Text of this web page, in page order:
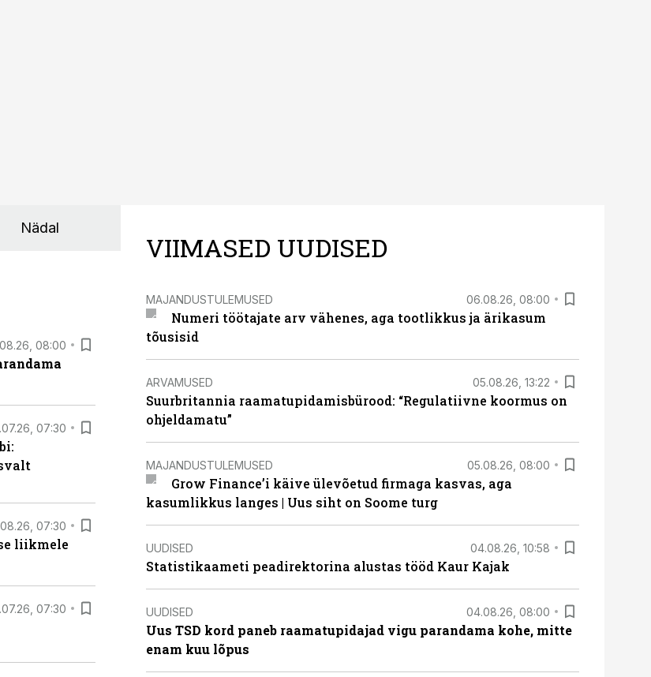
Nädal
08:00
07:30
07:30
liikmele
07:30
VIIMASED UUDISED
MAJANDUSTULEMUSED 06.08.26, 08:00
Numeri töötajate arv vähenes, aga tootlikkus ja ärikasum
tõusisid
ARVAMUSED 05.08.26, 13:22
Suurbritannia raamatupidamisbürood: “Regulatiivne koormus on
ohjeldamatu”
MAJANDUSTULEMUSED 05.08.26, 08:00
Grow Finance’i käive ülevõetud firmaga kasvas, aga
kasumlikkus langes | Uus siht on Soome turg
UUDISED 04.08.26, 10:58
Statistikaameti peadirektorina alustas tööd Kaur Kajak
UUDISED 04.08.26, 08:00
Uus TSD kord paneb raamatupidajad vigu parandama kohe, mitte
enam kuu lõpus